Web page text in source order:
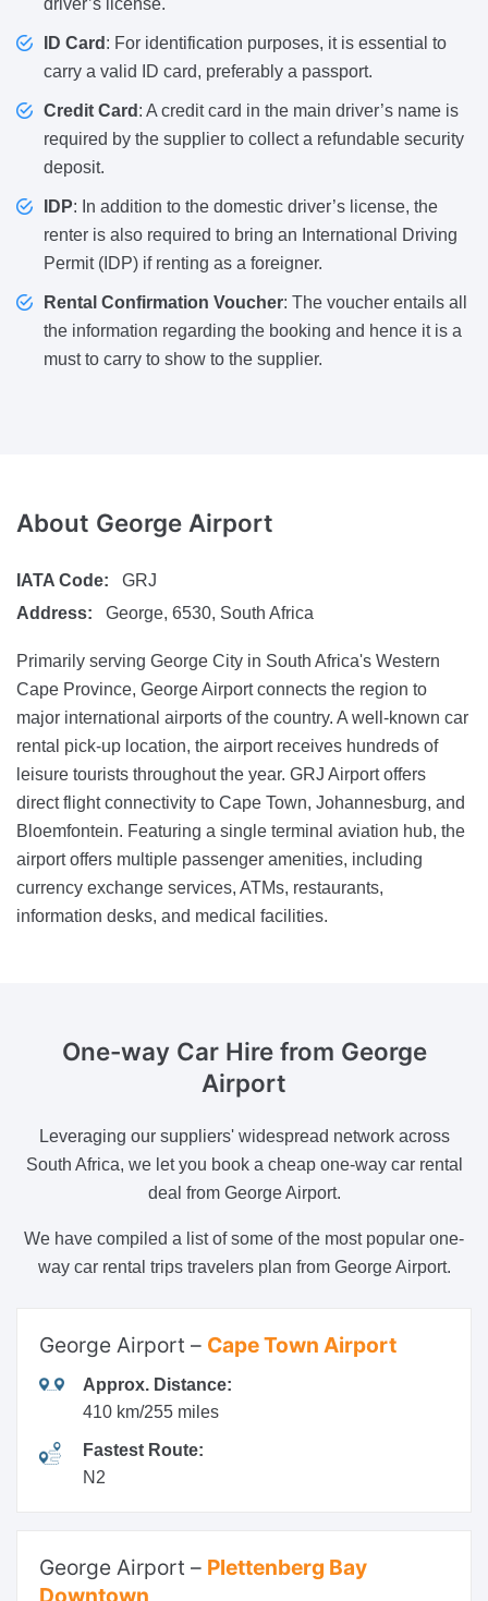
ID Card : For identification purposes, it is essential to
carry a valid ID card, preferably a passport.
Credit Card : A credit card in the main driver’s name is
required by the supplier to collect a refundable security
deposit.
IDP: In addition to the domestic driver’s license, the
renter is also required to bring an International Driving
Permit (IDP) if renting as a foreigner.
Rental Confirmation Voucher: The voucher entails all
the information regarding the booking and hence it is a
must to carry to show to the supplier.
About George Airport
IATA Code:
GRJ
Address:
George, 6530, South Africa
Primarily serving George City in South Africa's Western
Cape Province, George Airport connects the region to
major international airports of the country. A well-known car
rental pick-up location, the airport receives hundreds of
leisure tourists throughout the year. GRJ Airport offers
direct flight connectivity to Cape Town, Johannesburg, and
Bloemfontein. Featuring a single terminal aviation hub, the
airport offers multiple passenger amenities, including
currency exchange services, ATMs, restaurants,
information desks, and medical facilities.
One-way Car Hirefrom George
Airport
Leveraging our suppliers' widespread network across
South Africa, we let you book a cheap one-way car rental
deal from George Airport.
We have compiled a list of some of the most popular one-
way car rental trips travelers plan from George Airport.
George Airport – Cape Town Airport
Approx. Distance:
410 km/255 miles
Fastest Route:
N2
George Airport – Plettenberg Bay
Downtown